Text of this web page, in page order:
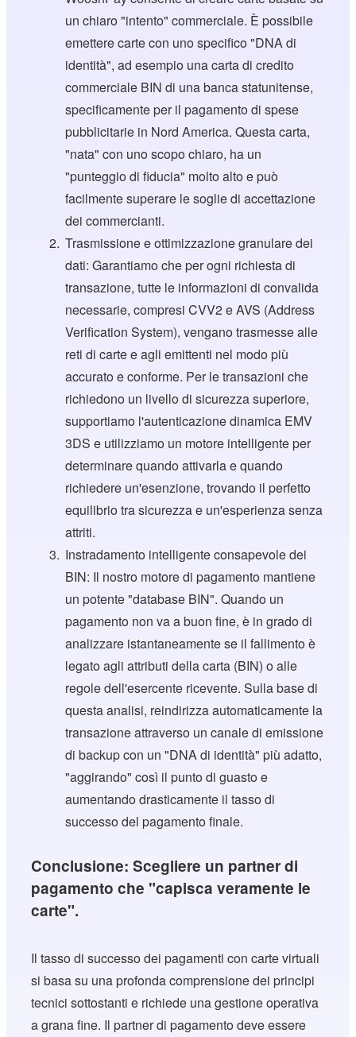
un chiaro "intento" commerciale. È possibile
emettere carte con uno specifico "DNA di
identità", ad esempio una carta di credito
commerciale BIN di una banca statunitense,
specificamente per il pagamento di spese
pubblicitarie in Nord America. Questa carta,
"nata" con uno scopo chiaro, ha un
"punteggio di fiducia" molto alto e può
facilmente superare le soglie di accettazione
dei commercianti.
Trasmissione e ottimizzazione granulare dei
dati: Garantiamo che per ogni richiesta di
transazione, tutte le informazioni di convalida
necessarie, compresi CVV2 e AVS (Address
Verification System), vengano trasmesse alle
reti di carte e agli emittenti nel modo più
accurato e conforme. Per le transazioni che
richiedono un livello di sicurezza superiore,
supportiamo l'autenticazione dinamica EMV
3DS e utilizziamo un motore intelligente per
determinare quando attivarla e quando
richiedere un'esenzione, trovando il perfetto
equilibrio tra sicurezza e un'esperienza senza
attriti.
Instradamento intelligente consapevole dei
BIN: Il nostro motore di pagamento mantiene
un potente "database BIN". Quando un
pagamento non va a buon fine, è in grado di
analizzare istantaneamente se il fallimento è
legato agli attributi della carta (BIN) o alle
regole dell'esercente ricevente. Sulla base di
questa analisi, reindirizza automaticamente la
transazione attraverso un canale di emissione
di backup con un "DNA di identità" più adatto,
"aggirando" così il punto di guasto e
aumentando drasticamente il tasso di
successo del pagamento finale.
Conclusione: Scegliere un partner di
pagamento che "capisca veramente le
carte".
Il tasso di successo dei pagamenti con carte virtuali
si basa su una profonda comprensione dei principi
tecnici sottostanti e richiede una gestione operativa
a grana fine. Il partner di pagamento deve essere